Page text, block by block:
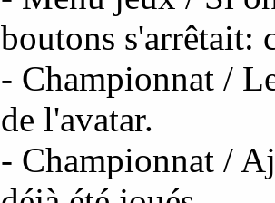
boutons s'arrêtait:
- Championnat /
de l'avatar.
- Championnat /